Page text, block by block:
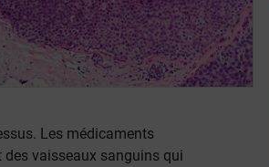
Les médicaments
vaisseaux sanguins qui